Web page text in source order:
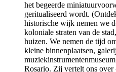
het begeerde
geritualiseerd wordt.
historische wijk nemen we
koloniale straten van de
huizen. We nemen de tijd
kleine binnenplaatsen,
Rosario. Zij vertelt ons